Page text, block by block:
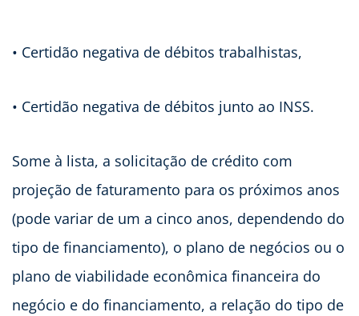
• Certidão negativa de débitos trabalhistas,
• Certidão negativa de débitos junto ao INSS.
Some à lista, a solicitação de crédito com
projeção de faturamento para os próximos anos
(pode variar de um a cinco anos, dependendo do
tipo de financiamento), o plano de negócios ou o
plano de viabilidade econômica financeira do
negócio e do financiamento, a relação do tipo de